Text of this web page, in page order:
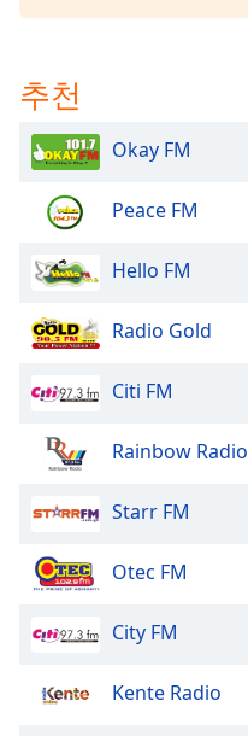
추천
Okay FM
Peace FM
Hello FM
Radio Gold
Citi FM
Rainbow Radio
Starr FM
Otec FM
City FM
Kente Radio